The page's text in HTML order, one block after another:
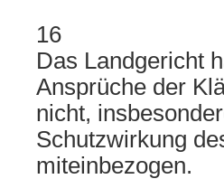
16
Das Landgericht
Ansprüche der
nicht,
Schutzwirkung
miteinbezogen.